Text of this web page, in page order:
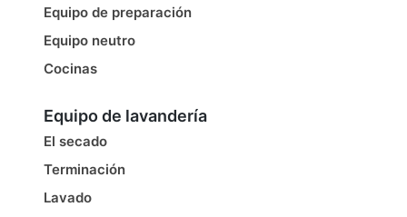
Equipo de preparación
Equipo neutro
Cocinas
Equipo de lavandería
El secado
Terminación
Lavado